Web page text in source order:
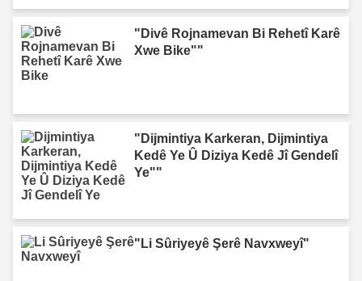
"Divê Rojnamevan Bi Rehetî Karê
Xwe Bike""
"Dijmintiya Karkeran, Dijmintiya
Kedê Ye Û Diziya Kedê Jî Gendelî
Ye""
"Li Sûriyeyê Şerê Navxweyî"